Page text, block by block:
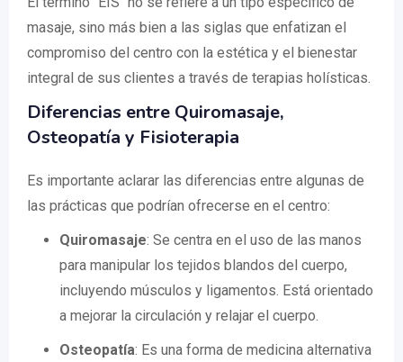
masaje, sino más bien a las siglas que enfatizan el
compromiso del centro con la estética y el bienestar
integral de sus clientes a través de terapias holísticas.
Diferencias entre Quiromasaje,
Osteopatía y Fisioterapia
Es importante aclarar las diferencias entre algunas de
las prácticas que podrían ofrecerse en el centro:
Quiromasaje: Se centra en el uso de las manos
para manipular los tejidos blandos del cuerpo,
incluyendo músculos y ligamentos. Está orientado
a mejorar la circulación y relajar el cuerpo.
Osteopatía: Es una forma de medicina alternativa